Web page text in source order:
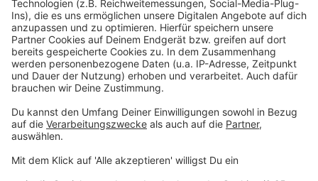
ROONEY – When Did Your Heart Go Missing
BROOKE FRASER - Something in the Water
THE PROCLAIMERS – I’m Gonna Be (500 Miles)
PHANTOM PLANET – California
RAZORLIGHT – America
KINGS OF LEON – Sex On Fire